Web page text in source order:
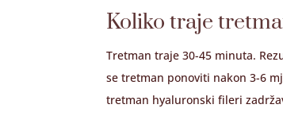
Koliko traje
Tretman traje 30-45 minuta.
se tretman ponoviti nakon 3-6
tretman hyaluronski fileri